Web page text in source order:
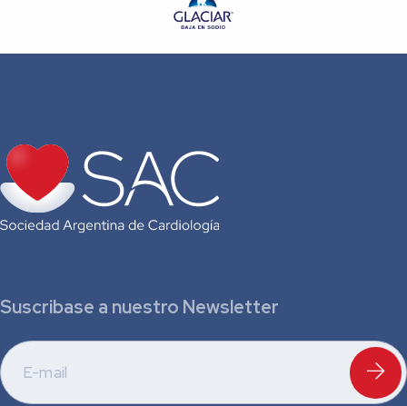
Dr. Maximiliano Villagra – Consejo de Eco-Doppler
Suscribase a nuestro Newsletter